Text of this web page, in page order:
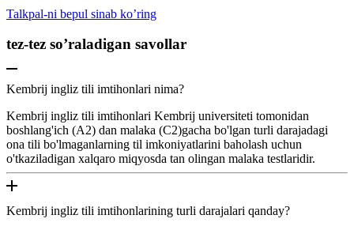
Talkpal-ni bepul sinab ko’ring
tez-tez so’raladigan savollar
Kembrij ingliz tili imtihonlari nima?
Kembrij ingliz tili imtihonlari Kembrij universiteti tomonidan
boshlang'ich (A2) dan malaka (C2)gacha bo'lgan turli darajadagi
ona tili bo'lmaganlarning til imkoniyatlarini baholash uchun
o'tkaziladigan xalqaro miqyosda tan olingan malaka testlaridir.
Kembrij ingliz tili imtihonlarining turli darajalari qanday?